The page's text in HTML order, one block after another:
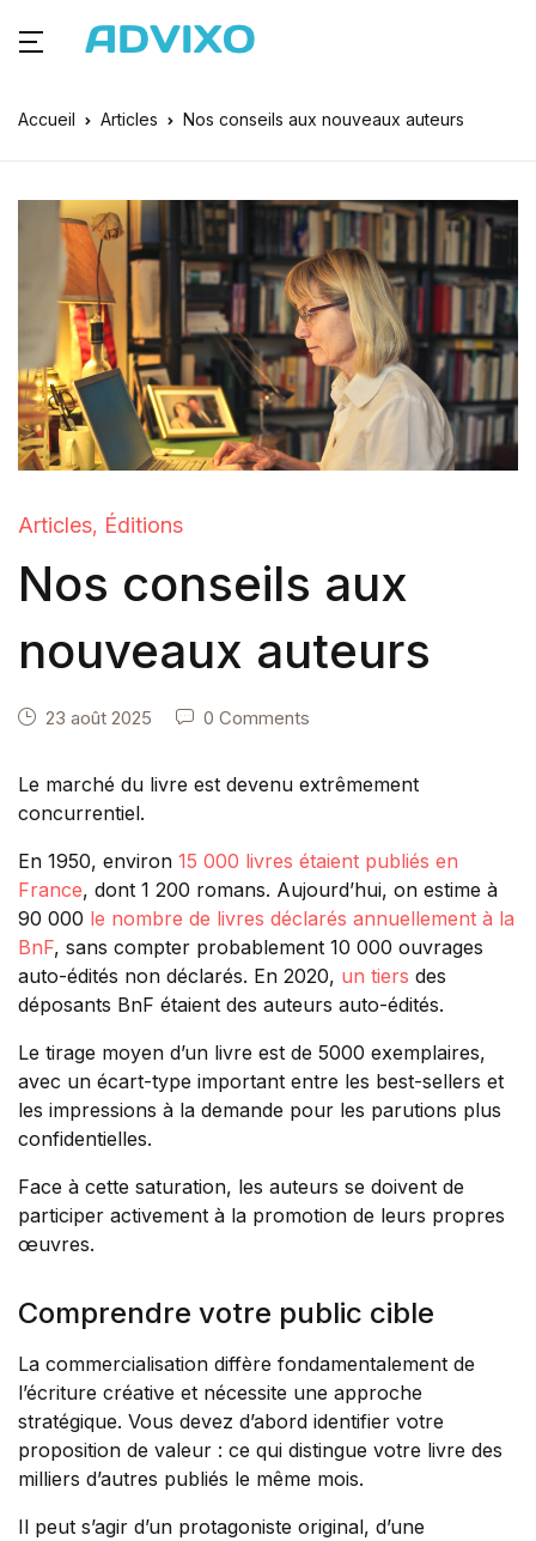
Accueil Articles Nos conseils aux nouveaux auteurs
Articles, Éditions
Nos conseils aux
nouveaux auteurs
23 août 2025 0 Comments
Le marché du livre est devenu extrêmement
concurrentiel.
En 1950, environ 15 000 livres étaient publiés en
France, dont 1 200 romans. Aujourd’hui, on estime à
90 000 le nombre de livres déclarés annuellement à la
BnF, sans compter probablement 10 000 ouvrages
auto-édités non déclarés. En 2020, un tiers des
déposants BnF étaient des auteurs auto-édités.
Le tirage moyen d’un livre est de 5000 exemplaires,
avec un écart-type important entre les best-sellers et
les impressions à la demande pour les parutions plus
confidentielles.
Face à cette saturation, les auteurs se doivent de
participer activement à la promotion de leurs propres
œuvres.
Comprendre votre public cible
La commercialisation diffère fondamentalement de
l’écriture créative et nécessite une approche
stratégique. Vous devez d’abord identifier votre
proposition de valeur : ce qui distingue votre livre des
milliers d’autres publiés le même mois.
Il peut s’agir d’un protagoniste original, d’une